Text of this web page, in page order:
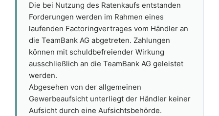
Die bei Nutzung des Ratenkaufs entstanden
Forderungen werden im Rahmen eines
laufenden Factoringvertrages vom Händler an
die TeamBank AG abgetreten. Zahlungen
können mit schuldbefreiender Wirkung
ausschließlich an die TeamBank AG geleistet
werden.
Abgesehen von der allgemeinen
Gewerbeaufsicht unterliegt der Händler keiner
Aufsicht durch eine Aufsichtsbehörde.